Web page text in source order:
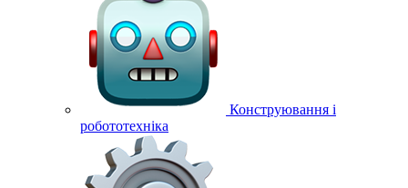
Конструювання і
робототехніка